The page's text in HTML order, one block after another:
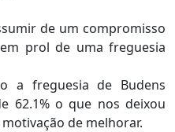
de um compromisso
prol de uma freguesia
a freguesia de Budens
62.1% o que nos deixou
de melhorar.